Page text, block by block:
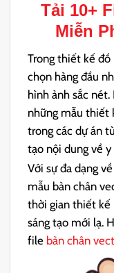
Tải 10+
Miễn
Trong thiết kế
chọn hàng đầu
hình ảnh sắc
những mẫu thiết
trong các dự án
tạo nội dung về
Với sự đa dạng
mẫu bàn chân
thời gian thiết kế
sáng tạo mới lạ.
file bàn chân